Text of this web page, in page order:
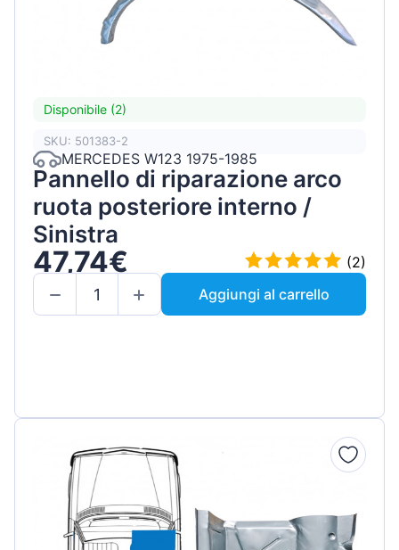
Disponibile (2)
SKU: 501383-2
MERCEDES W123 1975-1985
Pannello di riparazione arco
ruota posteriore interno /
Sinistra
47,74€
(2)
Aggiungi al carrello